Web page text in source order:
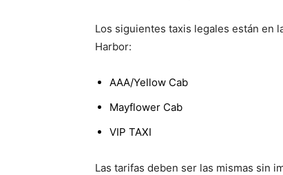
Los siguientes taxis legales están en
Harbor:
AAA/Yellow Cab
Mayflower Cab
VIP TAXI
Las tarifas deben ser las mismas sin